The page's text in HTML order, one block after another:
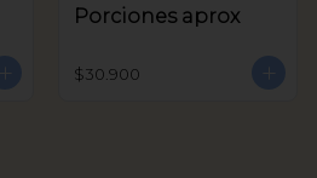
Porciones aprox
$30.900